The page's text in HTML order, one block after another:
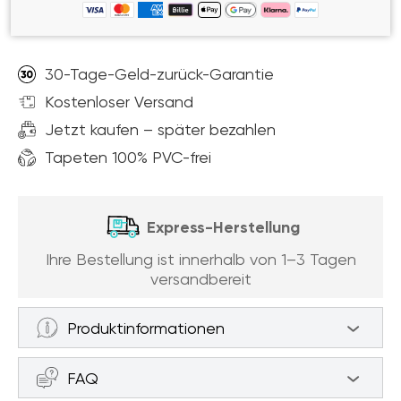
30-Tage-Geld-zurück-Garantie
Kostenloser Versand
Jetzt kaufen – später bezahlen
Tapeten 100% PVC-frei
Express-Herstellung
Ihre Bestellung ist innerhalb von 1–3 Tagen
versandbereit
Produktinformationen
Fototapeten Eine Herde von Sika -Hirschen
läuft auf dem Rasen (Artikel a92787 ) aus
FAQ